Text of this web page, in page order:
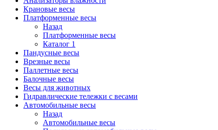
Крановые весы
Платформенные весы
Назад
Платформенные весы
Каталог 1
Пандусные весы
Врезные весы
Паллетные весы
Балочные весы
Весы для животных
Гидравлические тележки с весами
Автомобильные весы
Назад
Автомобильные весы